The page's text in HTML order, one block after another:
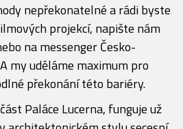
nepřekonatelné a rádi byste
projekcí, napište nám
na messenger Česko-
my uděláme maximum pro
překonání této bariéry.
Paláce Lucerna, funguje už